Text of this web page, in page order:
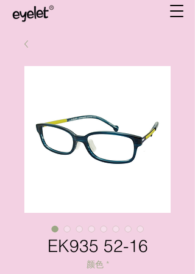
EK935 52-16
颜色 *